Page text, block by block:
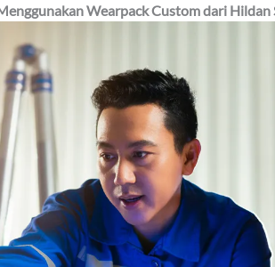
Wearpack Custom dari Hildan